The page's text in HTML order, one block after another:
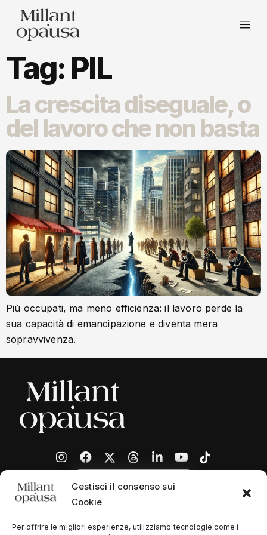
Gestisci il consenso sui
Cookie
Per offrire le migliori esperienze, utilizziamo tecnologie come i
Tag: PIL
La crescita diseguale, o
del lavoro che non basta
Più occupati, ma meno efficienza: il lavoro perde la
sua capacità di emancipazione e diventa mera
sopravvivenza.